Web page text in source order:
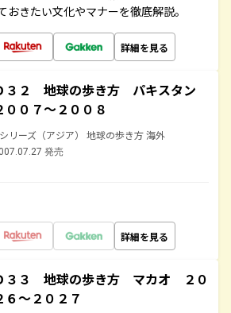
おきたい文化やマナーを徹底解説。
詳細を見る
３２ 地球の歩き方 パキスタン
００７～２００８
リーズ（アジア） 地球の歩き方 海外
発売
詳細を見る
３３ 地球の歩き方 マカオ ２０
６～２０２７